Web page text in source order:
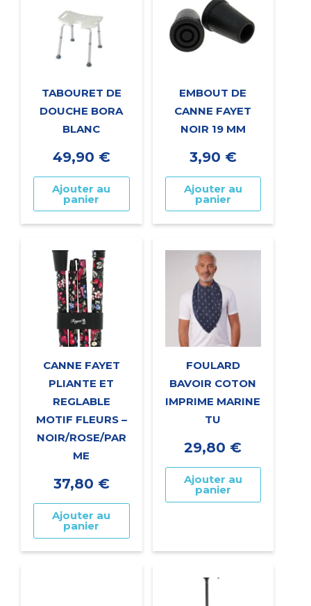
TABOURET DE
DOUCHE BORA
BLANC
49,90 €
Ajouter au
panier
EMBOUT DE
CANNE FAYET
NOIR 19 MM
3,90 €
Ajouter au
panier
CANNE FAYET
PLIANTE ET
REGLABLE
MOTIF FLEURS –
NOIR/ROSE/PAR
ME
37,80 €
Ajouter au
panier
FOULARD
BAVOIR COTON
IMPRIME MARINE
TU
29,80 €
Ajouter au
panier